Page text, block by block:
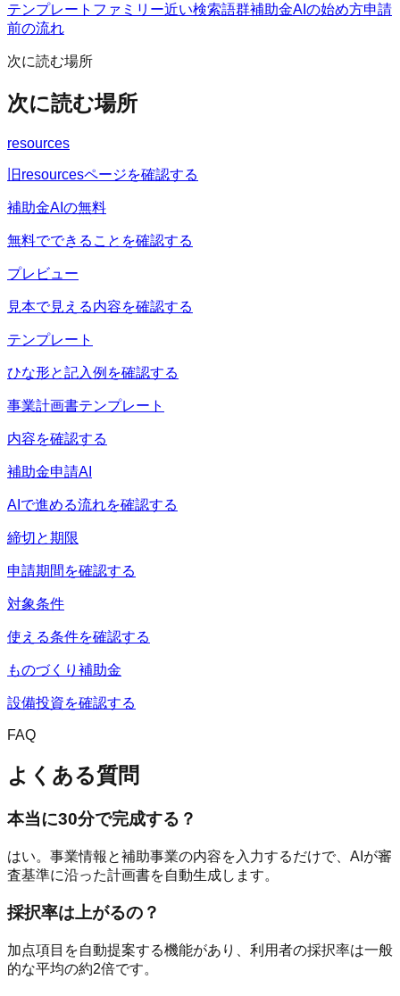
テンプレートファミリー近い検索語群補助金AIの始め方申請
前の流れ
次に読む場所
次に読む場所
resources
旧resourcesページを確認する
補助金AIの無料
無料でできることを確認する
プレビュー
見本で見える内容を確認する
テンプレート
ひな形と記入例を確認する
事業計画書テンプレート
内容を確認する
補助金申請AI
AIで進める流れを確認する
締切と期限
申請期間を確認する
対象条件
使える条件を確認する
ものづくり補助金
設備投資を確認する
FAQ
よくある質問
本当に30分で完成する？
はい。事業情報と補助事業の内容を入力するだけで、AIが審
査基準に沿った計画書を自動生成します。
採択率は上がるの？
加点項目を自動提案する機能があり、利用者の採択率は一般
的な平均の約2倍です。